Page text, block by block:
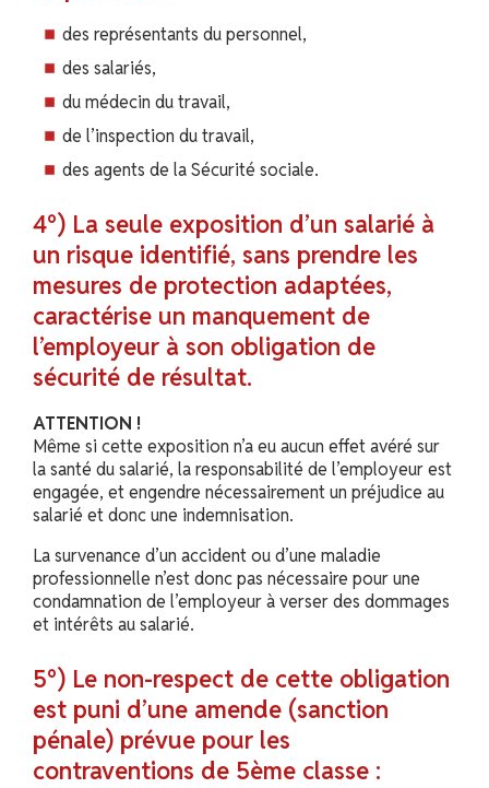
des représentants du personnel,
des salariés,
du médecin du travail,
de l’inspection du travail,
des agents de la Sécurité sociale.
4°) La seule exposition d’un salarié à
un risque identifié, sans prendre les
mesures de protection adaptées,
caractérise un manquement de
l’employeur à son obligation de
sécurité de résultat.
ATTENTION !
Même si cette exposition n’a eu aucun effet avéré sur
la santé du salarié, la responsabilité de l’employeur est
engagée, et engendre nécessairement un préjudice au
salarié et donc une indemnisation.
La survenance d’un accident ou d’une maladie
professionnelle n’est donc pas nécessaire pour une
condamnation de l’employeur à verser des dommages
et intérêts au salarié.
5°) Le non-respect de cette obligation
est puni d’une amende (sanction
pénale) prévue pour les
contraventions de 5ème classe :